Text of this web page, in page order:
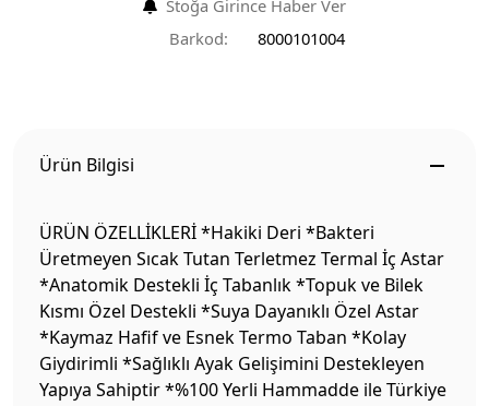
Stoğa Girince Haber Ver
Barkod:
8000101004
Ürün Bilgisi
ÜRÜN ÖZELLİKLERİ *Hakiki Deri *Bakteri
Üretmeyen Sıcak Tutan Terletmez Termal İç Astar
*Anatomik Destekli İç Tabanlık *Topuk ve Bilek
Kısmı Özel Destekli *Suya Dayanıklı Özel Astar
*Kaymaz Hafif ve Esnek Termo Taban *Kolay
Giydirimli *Sağlıklı Ayak Gelişimini Destekleyen
Yapıya Sahiptir *%100 Yerli Hammadde ile Türkiye